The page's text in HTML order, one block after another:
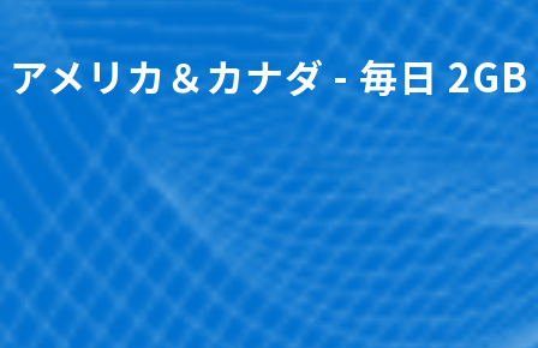
アメリカ＆カナダ - 毎日 2GB